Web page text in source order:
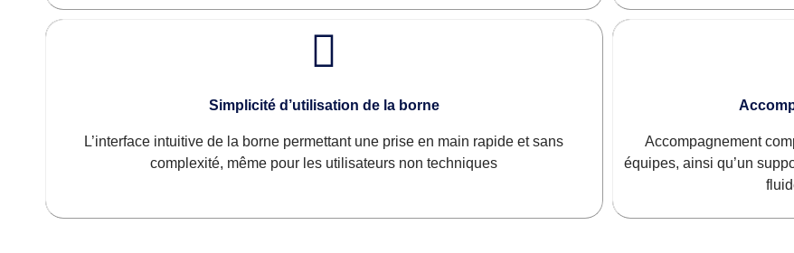
Simplicité d’utilisation de la borne
L’interface intuitive de la borne permettant une prise en main rapide et sans
complexité, même pour les utilisateurs non techniques
Accompagnement
équipes, ainsi qu’un